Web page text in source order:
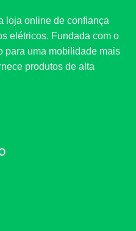
loja online de confiança
elétricos. Fundada com o
para uma mobilidade mais
produtos de alta